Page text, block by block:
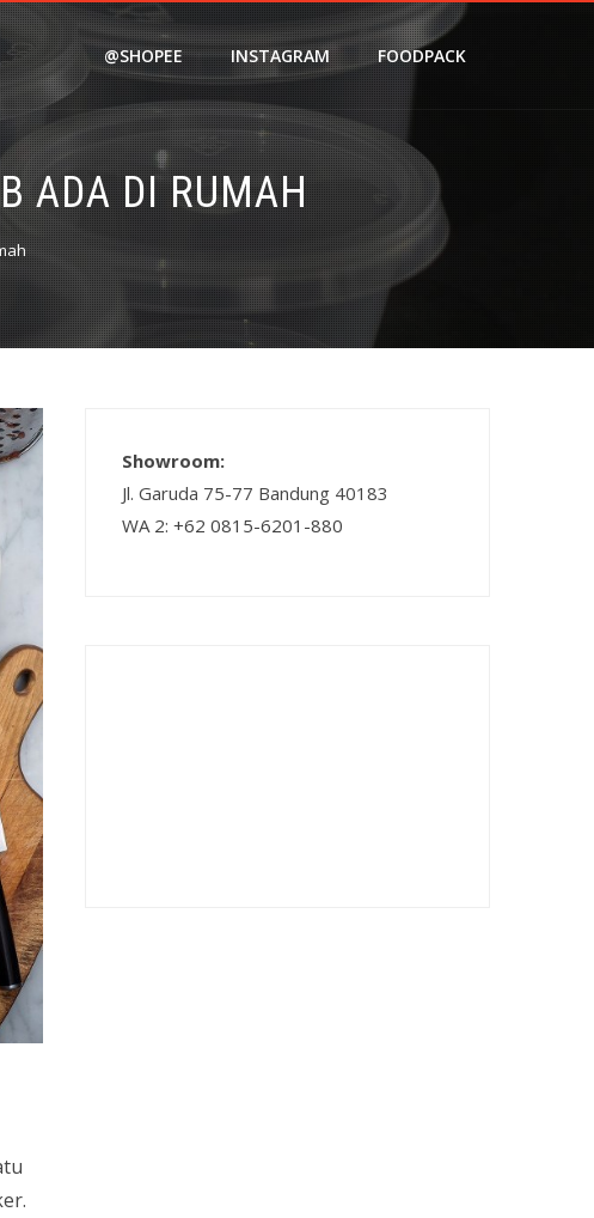
@SHOPEE INSTAGRAM FOODPACK
ADA DI RUMAH
Showroom:
Jl. Garuda 75-77 Bandung 40183
WA 2: +62 0815-6201-880